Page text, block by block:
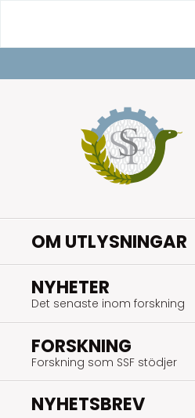
innehåll
OM UTLYSNINGAR
NYHETER
Det senaste inom forskning
FORSKNING
Forskning som SSF stödjer
NYHETSBREV